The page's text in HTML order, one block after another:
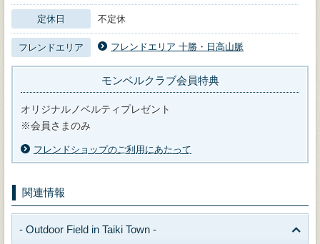
定休日 不定休
フレンドエリア フレンドエリア 十勝・日高山脈
モンベルクラブ会員特典
オリジナルノベルティプレゼント
※会員さまのみ
フレンドショップのご利用にあたって
関連情報
‐ Outdoor Field in Taiki Town ‐